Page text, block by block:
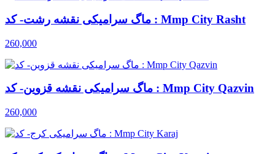
ماگ سرامیکی نقشه رشت- کد : Mmp City Rasht
260,000
ماگ سرامیکی نقشه قزوین- کد : Mmp City Qazvin
260,000